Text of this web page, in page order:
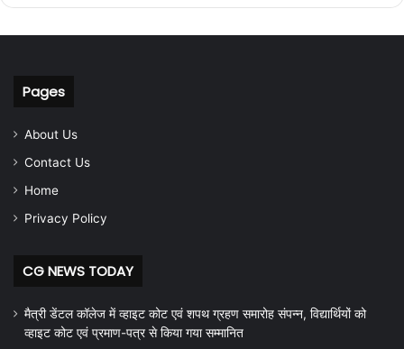
Pages
About Us
Contact Us
Home
Privacy Policy
CG NEWS TODAY
मैत्री डेंटल कॉलेज में व्हाइट कोट एवं शपथ ग्रहण समारोह संपन्न, विद्यार्थियों को
व्हाइट कोट एवं प्रमाण-पत्र से किया गया सम्मानित